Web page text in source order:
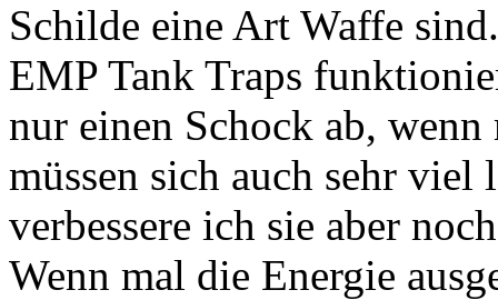
Schilde eine Art Waffe sind.
EMP Tank Traps
nur einen Schock ab,
müssen sich auch sehr
verbessere ich sie aber
Wenn mal die Energie